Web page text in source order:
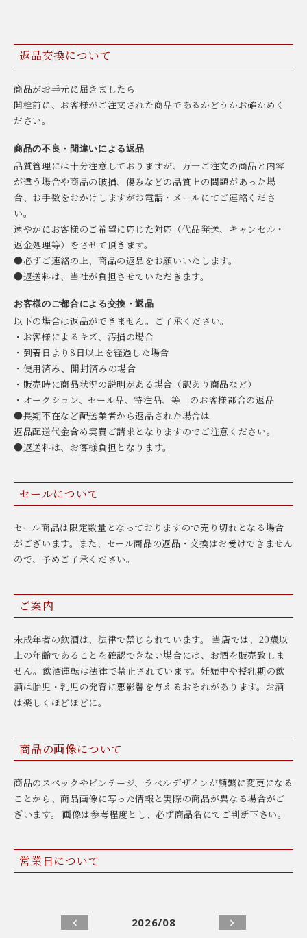
返品交換について
商品がお手元に届きましたら
開栓前に、お客様がご注文された商品であるかどうかお確かめく
ださい。
商品の不良・間違いによる返品
品質管理には十分注意しておりますが、万一ご注文の商品と内容
が違う場合や商品の破損、傷みなどの品質上の問題があった場
合、お手数をおかけしますがお電話・メールにてご連絡くださ
い。
速やかにお客様のご希望に応じた対応（代品発送、キャンセル・
返金処理等）をさせて頂きます。
●必ずご連絡の上、商品の返品をお願いいたします。
●返送料は、当社が負担させていただきます。
お客様のご都合による交換・返品
以下の場合は返品ができません。ご了承ください。
・お客様によるキズ、汚損の場合
・到着日より8日以上を経過した場合
・使用済み、開封済みの場合
・販売時に商品状況の説明がある場合（訳あり商品など）
・オークション、セール品、特注品、等 のお客様都合の返品
●長期不在など配送業者から返品された場合は
返品配送代金含め実費ご請求となりますのでご注意ください。
●返送料は、お客様負担となります。
セールについて
セール商品は限定数量となっておりますので売り切れとなる場合
がございます。また、セール商品の返品・交換はお受けできません
ので、予めご了承ください。
ご案内
未成年者の飲酒は、法律で禁じられています。 当店では、20歳以
上の年齢であることを確認できない場合には、お酒を販売致しま
せん。飲酒運転は法律で禁止されています。妊娠中や授乳期の飲
酒は胎児・乳児の発育に悪影響を与えるおそれがあります。お酒
は楽しくほどほどに。
商品の画像について
商品のスペックやビンテージ、ラベルデザインが頻繁に変更になる
ことから、商品画像に写った情報と実際の商品が異なる場合がご
ざいます。 画像は参考程度とし、必ず商品名にてご判断下さい。
営業日について
2026/08